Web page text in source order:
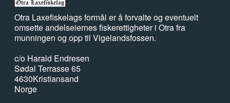
Otra Laxefiskelags formål er å forvalte og eventuelt
omsette andelseiernes fiskerettigheter i Otra fra
munningen og opp til Vigelandsfossen.
c/o Harald Endresen
Sødal Terrasse 65
4630Kristiansand
Norge